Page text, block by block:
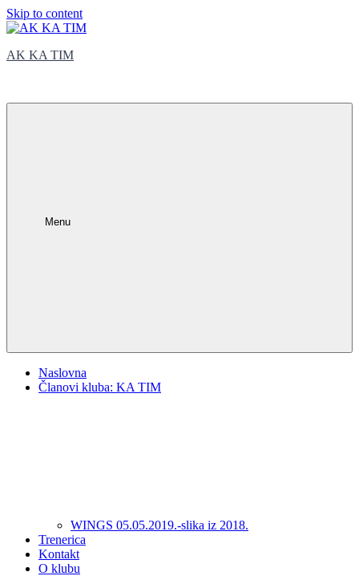
Skip to content
AK KA TIM
Menu
Naslovna
Članovi kluba: KA TIM
WINGS 05.05.2019.-slika iz 2018.
Trenerica
Kontakt
O klubu